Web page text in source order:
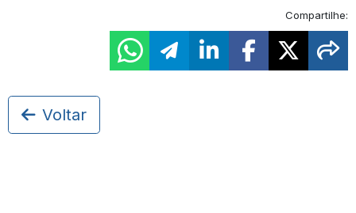
Compartilhe:
Voltar